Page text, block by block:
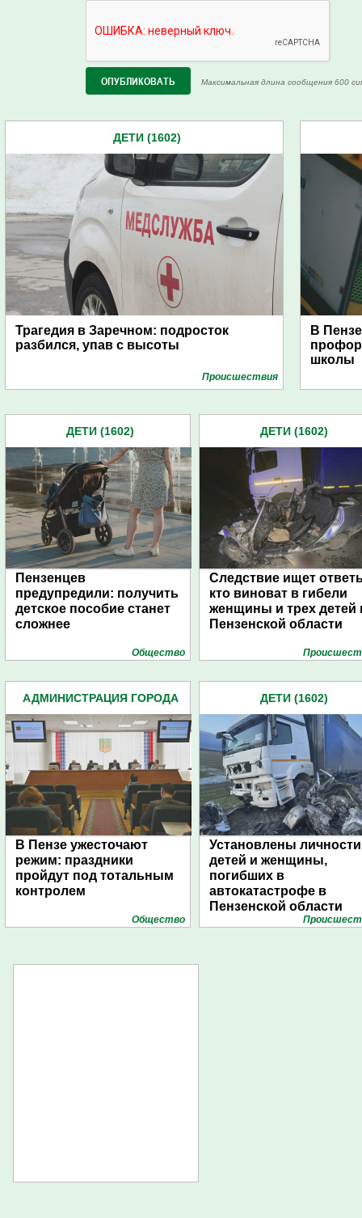
Максимальная длина сообщения 600
ДЕТИ (1602)
Трагедия в Заречном: подросток
разбился, упав с высоты
Проиcшествия
В
школы
ДЕТИ (1602)
Пензенцев
предупредили: получить
детское пособие станет
сложнее
Общество
ДЕТИ (1602)
Следствие ищет
кто виноват в гибели
женщины и трех детей
Пензенской области
АДМИНИСТРАЦИЯ ГОРОДА
В Пензе ужесточают
режим: праздники
пройдут под тотальным
контролем
Общество
ДЕТИ (1602)
Установлены личности
детей и женщины,
погибших в
автокатастрофе в
Пензенской области